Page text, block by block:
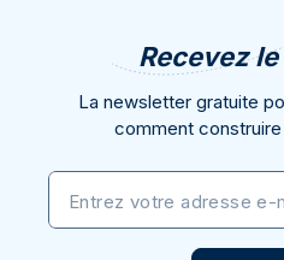
Recevez
La newsletter gratuite
comment
Entrez votre adresse e-